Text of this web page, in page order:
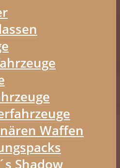
Waffen
Shadow